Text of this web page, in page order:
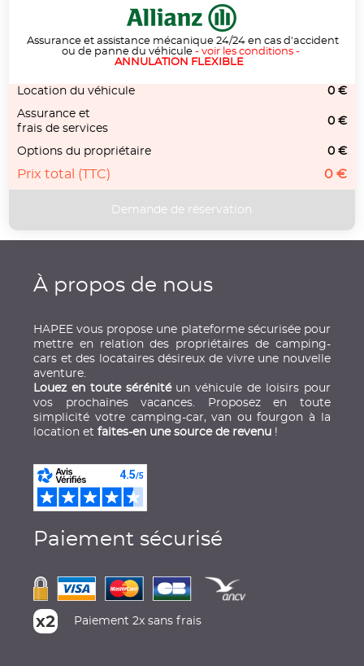
Assurance et assistance mécanique 24/24 en cas d'accident
ou de panne du véhicule - voir les conditions-
ANNULATION FLEXIBLE
Location du véhicule
0 €
Assurance et
frais de services
0 €
Options du propriétaire 0 €
Prix total (TTC) 0 €
À propos de nous
HAPEE vous propose une plateforme sécurisée pour
mettre en relation des propriétaires de camping-
cars et des locataires désireux de vivre une nouvelle
aventure.
Louez en toute sérénitéun véhicule de loisirs pour
vos prochaines vacances. Proposez en toute
simplicité votre camping-car, van ou fourgon à la
location etfaites-en une source de revenu !
Paiement sécurisé
Paiement 2x sans frais